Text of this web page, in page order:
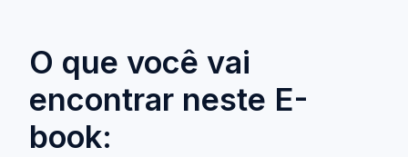
O que você vai
encontrar neste E-
book: